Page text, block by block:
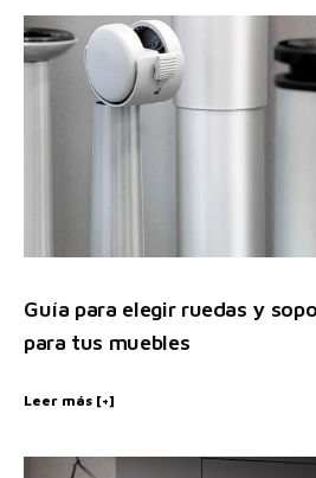
Guía para elegir ruedas y
para tus muebles
Leer más [+]